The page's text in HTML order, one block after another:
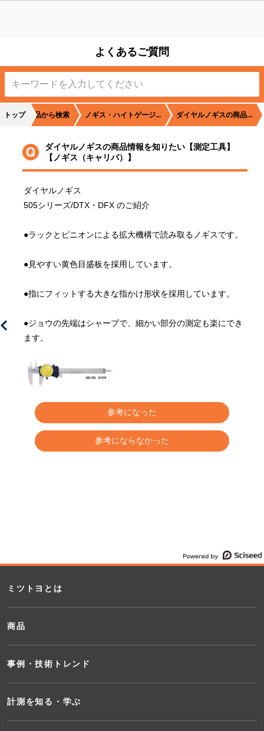
よくあるご質問
トップ 商品から検索 ノギス・ハイトゲージ... ダイヤルノギスの商品...
ダイヤルノギスの商品情報を知りたい【測定工具】
【ノギス（キャリパ）】
ダイヤルノギス
505シリーズ/DTX・DFX のご紹介
●ラックとピニオンによる拡大機構で読み取るノギスです。
●見やすい黄色目盛板を採用しています。
●指にフィットする大きな指かけ形状を採用しています。
●ジョウの先端はシャープで、細かい部分の測定も楽にでき
ます。
参考になった
参考にならなかった
ミツトヨとは
商品
事例・技術トレンド
計測を知る・学ぶ